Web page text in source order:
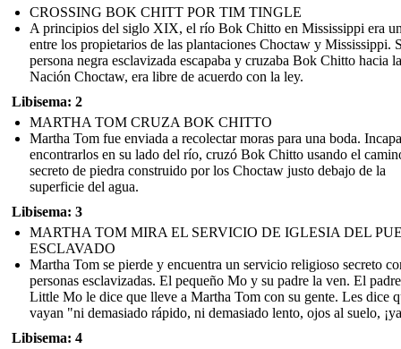
CROSSING BOK CHITT POR TIM TINGLE
A principios del siglo XIX, el río Bok Chitto en Mississippi era
entre los propietarios de las plantaciones Choctaw y Mississippi.
persona negra esclavizada escapaba y cruzaba Bok Chitto hacia la
Nación Choctaw, era libre de acuerdo con la ley.
Libisema: 2
MARTHA TOM CRUZA BOK CHITTO
Martha Tom fue enviada a recolectar moras para una boda.
encontrarlos en su lado del río, cruzó Bok Chitto usando el
secreto de piedra construido por los Choctaw justo debajo de la
superficie del agua.
Libisema: 3
MARTHA TOM MIRA EL SERVICIO DE IGLESIA DEL
ESCLAVADO
Martha Tom se pierde y encuentra un servicio religioso secreto
personas esclavizadas. El pequeño Mo y su padre la ven. El
Little Mo le dice que lleve a Martha Tom con su gente. Les dice
vayan "ni demasiado rápido, ni demasiado lento, ojos al suelo,
Libisema: 4